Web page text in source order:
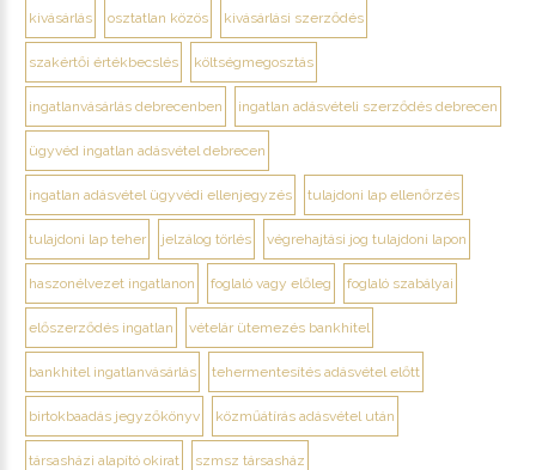
kivásárlás osztatlan közös kivásárlási szerződés
szakértői értékbecslés költségmegosztás
ingatlanvásárlás debrecenben ingatlan adásvételi szerződés debrecen
ügyvéd ingatlan adásvétel debrecen
ingatlan adásvétel ügyvédi ellenjegyzés tulajdoni lap ellenőrzés
tulajdoni lap teher jelzálog törlés végrehajtási jog tulajdoni lapon
haszonélvezet ingatlanon foglaló vagy előleg foglaló szabályai
előszerződés ingatlan vételár ütemezés bankhitel
bankhitel ingatlanvásárlás tehermentesítés adásvétel előtt
birtokbaadás jegyzőkönyv közműátírás adásvétel után
társasházi alapító okirat szmsz társasház